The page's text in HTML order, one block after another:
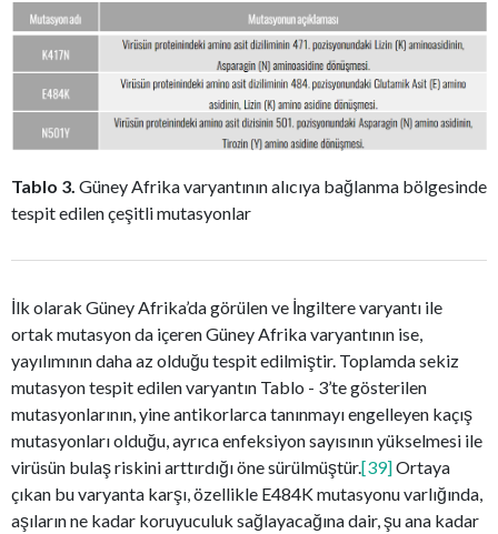
Tablo 3. Güney Afrika varyantının alıcıya bağlanma bölgesinde
tespit edilen çeşitli mutasyonlar
İlk olarak Güney Afrika’da görülen ve İngiltere varyantı ile
ortak mutasyon da içeren Güney Afrika varyantının ise,
yayılımının daha az olduğu tespit edilmiştir. Toplamda sekiz
mutasyon tespit edilen varyantın Tablo - 3’te gösterilen
mutasyonlarının, yine antikorlarca tanınmayı engelleyen kaçış
mutasyonları olduğu, ayrıca enfeksiyon sayısının yükselmesi ile
virüsün bulaş riskini arttırdığı öne sürülmüştür.[39]Ortaya
çıkan bu varyanta karşı, özellikle E484K mutasyonu varlığında,
aşıların ne kadar koruyuculuk sağlayacağına dair, şu ana kadar